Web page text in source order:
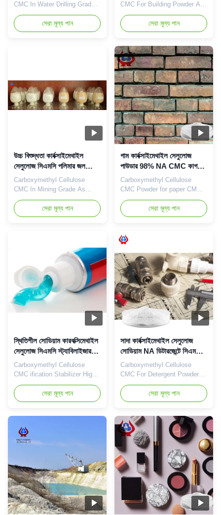
CMC In Water Drilling Grade
As Binding Agent With High
D.S Value High Penetration
Dongying Linguang New
cellulose products like
Polyanionic Cellulose (PAC)
and ...
সেরা মূল্য পান
CMC For Building Powder And
Dying NA CMC SALT
Adhensive And Strengh-
Enhancer Dongying Linguang
Ltd. is located in Dongying
City, Shandong Province, the
central city of the Yellow River
Delta, the city of oil, and one
of the world's wetlands (now
...
সেরা মূল্য পান
উচ্চ বিশুদ্ধতা কার্বক্সাইমেথাইল
সেলুলোজ সিএমসি পলিমার জল
দ্রবণীয়
Carboxymethyl Cellulose
CMC In Mining Grade As
Binding Agent Depressants
With High D.S Value High
Penetration With the aim of
Dongying Linguang New
material Co., Ltd., was
established and started to
operate in the plants located
in ...
সেরা মূল্য পান
গাম কার্বক্সাইমেথাইল সেলুলোজ
পাউডার 98% NA CMC কাগজ
তৈরির জন্য
Carboxymethyl Cellulose
CMC Powder for paper CMC
NA LGP1001 Qingdao
Linguang Biochemical Co.,
Ltd is a professional high-tech
established in 2010, Which is
the branch company of
Dongying Linguang New
material technology Co., Ltd.
We engage in the
development, manufacturer,
sales ...
সেরা মূল্য পান
স্থিতিশীল সোডিয়াম কারবক্সিমেথাইল
সেলুলোজ সিএমসি স্ট্যাবিলাইজার
উচ্চ বিশুদ্ধতা
Carboxymethyl Cellulose
CMC ification Stabilizer High
Purity And High D.S Value
High Penetration 1. Product
description High quality grade
Chinese factories *Stable
characteristics and good film-
*Biodegradable characteristics
*CMC ...
সেরা মূল্য পান
সাদা কার্বক্সাইমেথাইল সেলুলোজ
সোডিয়াম NA ডিটারজেন্টে সিএমসি
পাউডার
Carboxymethyl Cellulose
CMC For Detergent Powder
Or Cream NA CMC
Outstanding Color ABOUT US
• With the aim of
NaCMC (Sodium
Carboxymethylcellulose),
Linguang New material Co.,
Ltd., was established and
started to operate in the
plants located in Dongying
Shandong Province ...
সেরা মূল্য পান